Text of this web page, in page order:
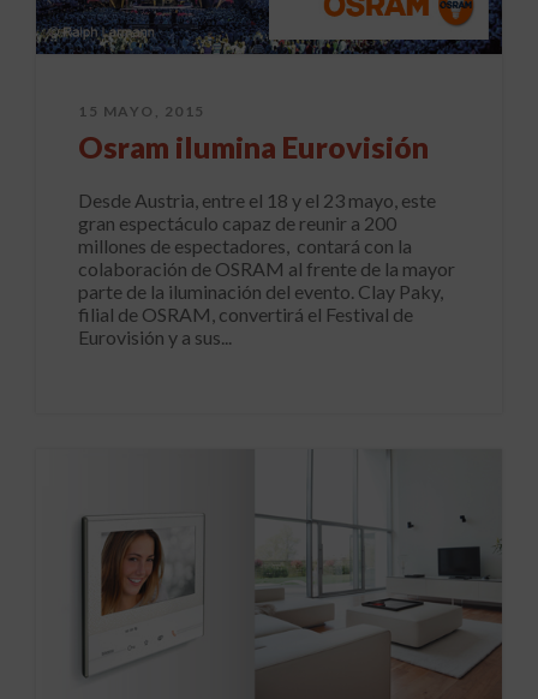
15 MAYO, 2015
Osram ilumina Eurovisión
Desde Austria, entre el 18 y el 23 mayo, este
gran espectáculo capaz de reunir a 200
millones de espectadores, contará con la
colaboración de OSRAM al frente de la mayor
parte de la iluminación del evento. Clay Paky,
filial de OSRAM, convertirá el Festival de
Eurovisión y a sus...